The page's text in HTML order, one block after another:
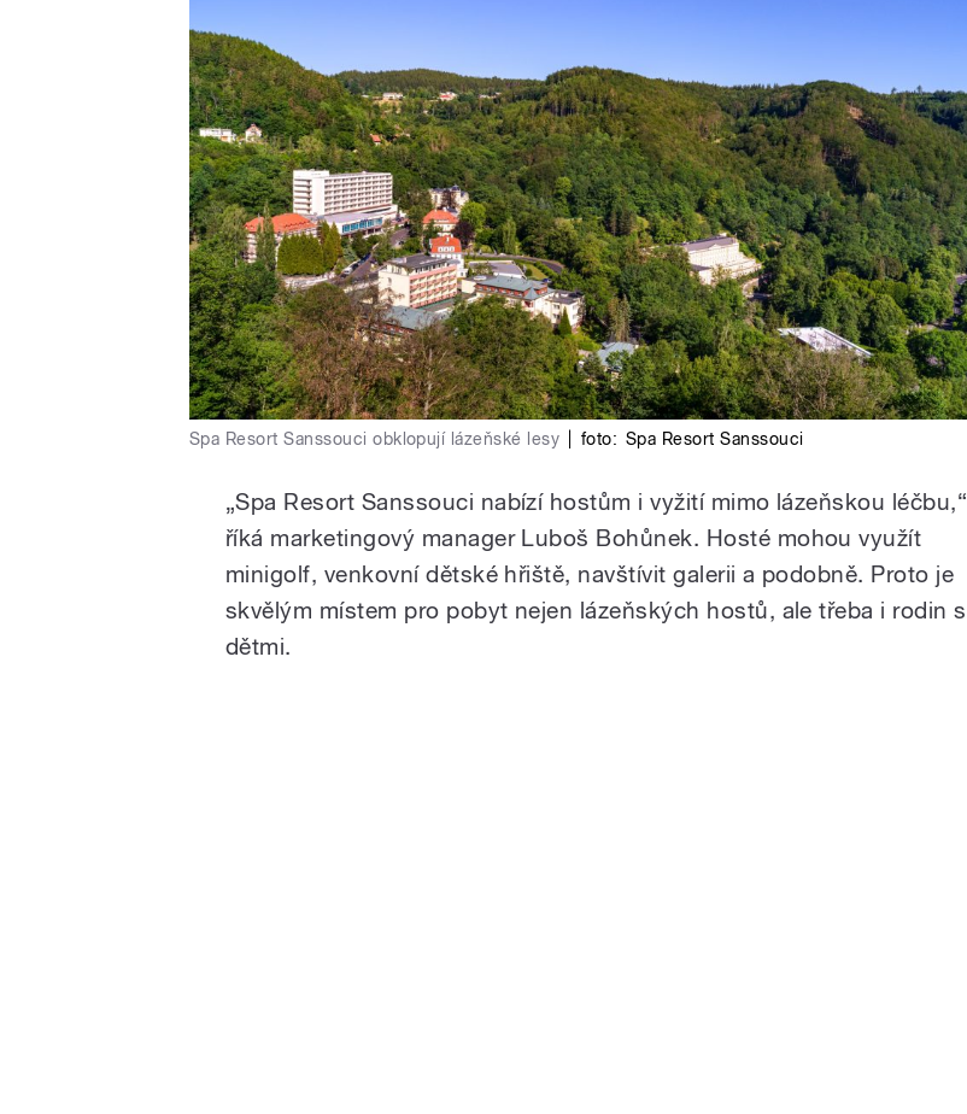
Spa Resort Sanssouci obklopují lázeňské lesy foto: Spa Resort Sanssouci
„Spa Resort Sanssouci nabízí hostům i vyžití mimo lázeňskou léčbu,“
říká marketingový manager Luboš Bohůnek. Hosté mohou využít
minigolf, venkovní dětské hřiště, navštívit galerii a podobně. Proto je
skvělým místem pro pobyt nejen lázeňských hostů, ale třeba i rodin s
dětmi.